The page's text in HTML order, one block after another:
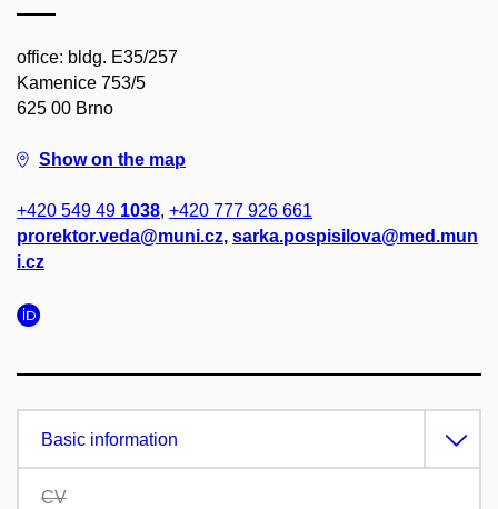
office: bldg. E35/257
Kamenice 753/5
625 00 Brno
Show on the map
+420 549 49 1038, +420 777 926 661
prorektor.veda@muni.cz, sarka.pospisilova@med.mun
i.cz
Basic information
CV